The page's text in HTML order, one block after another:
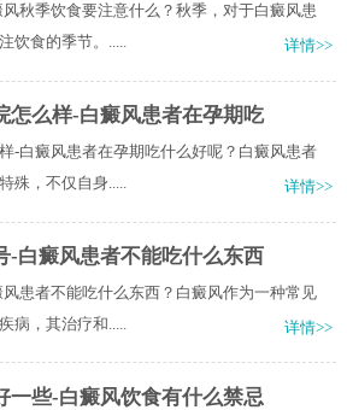
秋季饮食要注意什么？秋季，对于白癜风患
饮食的季节。.....
详情>>
怎么样-白癜风患者在孕期吃
-白癜风患者在孕期吃什么好呢？白癜风患者
殊，不仅自身.....
详情>>
-白癜风患者不能吃什么东西
患者不能吃什么东西？白癜风作为一种常见
病，其治疗和.....
详情>>
一些-白癜风饮食有什么禁忌